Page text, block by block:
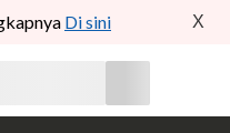
Di sini X